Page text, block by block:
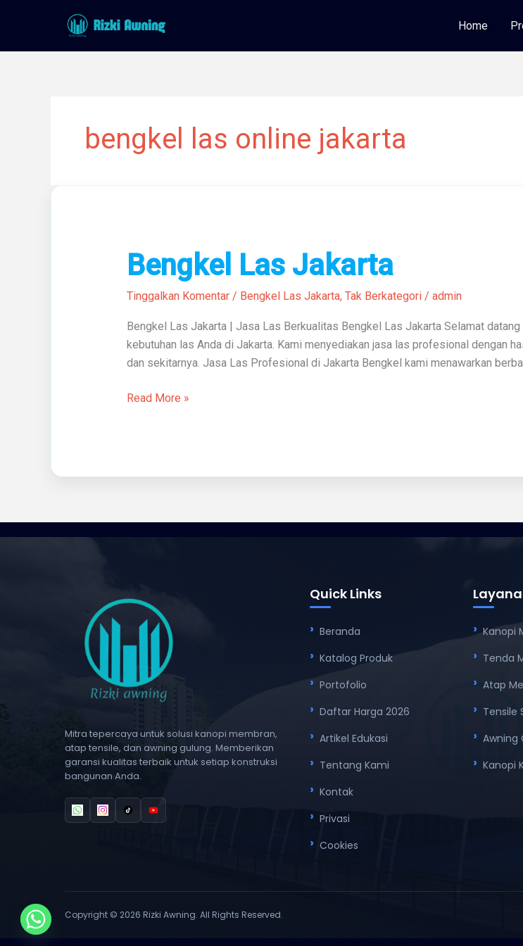
Home
bengkel las online jakarta
Bengkel Las Jakarta
Tinggalkan Komentar / Bengkel Las Jakarta, Tak Berkategori/ admin
Bengkel Las Jakarta | Jasa Las Berkualitas Bengkel Las Jakarta Selamat
kebutuhan las Anda di Jakarta. Kami menyediakan jasa las profesional dengan
dan sekitarnya. Jasa Las Profesional di Jakarta Bengkel kami menawarkan
Bengkel
Las
Jakarta
Read More »
Mitra tepercaya untuk solusi kanopi membran,
atap tensile, dan awning gulung. Memberikan
garansi kualitas terbaik untuk setiap konstruksi
bangunan Anda.
Quick Links
Beranda
Katalog Produk
Portofolio
Daftar Harga 2026
Artikel Edukasi
Tentang Kami
Kontak
Privasi
Cookies
Kanopi
Tenda
Atap
Tensile
Awning
Kanopi
Copyright © 2026 Rizki Awning. All Rights Reserved.